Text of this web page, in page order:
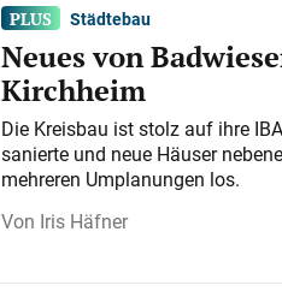
Städtebau
Neues von
Kirchheim
Die Kreisbau ist stolz auf ihre
sanierte und neue Häuser
mehreren Umplanungen los.
Iris Häfner